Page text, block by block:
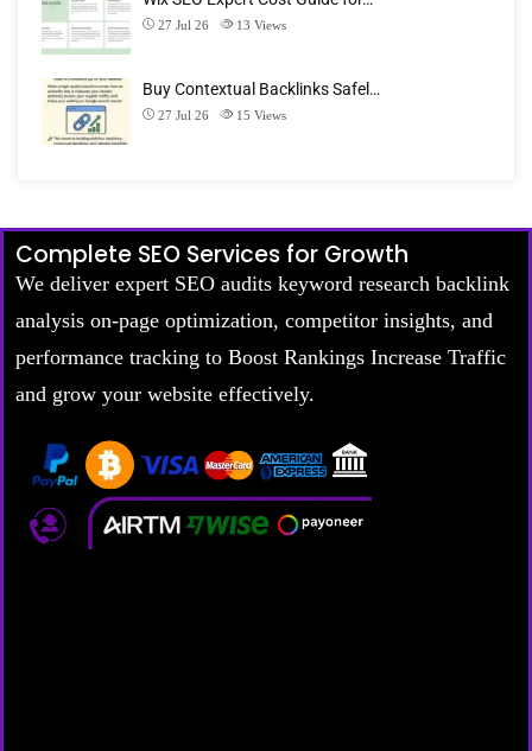
27 Jul 26 13 Views
Buy Contextual Backlinks Safel…
27 Jul 26 15 Views
Complete SEO Services for Growth
We deliver expert SEO audits keyword research backlink
analysis on-page optimization, competitor insights, and
performance tracking to Boost Rankings Increase Traffic
and grow your website effectively.